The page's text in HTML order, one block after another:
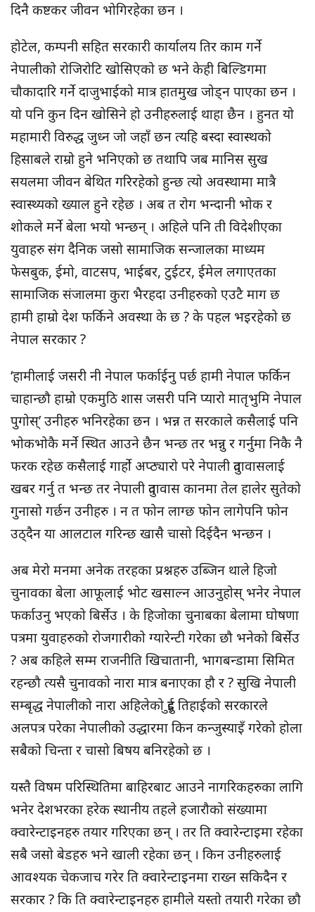
दिनै कष्टकर जीवन भोगिरहेका छन ।
होटेल, कम्पनी सहित सरकारी कार्यालय तिर काम गर्ने
नेपालीको रोजिरोटि खोसिएको छ भने केही बिल्डिगमा
चौकादारि गर्ने दाजुभाईको मात्र हातमुख जोड्न पाएका छन ।
यो पनि कुन दिन खोसिने हो उनीहरुलाई थाहा छैन । हुनत यो
महामारी विरुद्ध जुध्न जो जहाँ छन त्यहि बस्दा स्वास्थको
हिसाबले राम्रो हुने भनिएको छ तथापि जब मानिस सुख
सयलमा जीवन बेथित गरिरहेको हुन्छ त्यो अवस्थामा मात्रै
स्वास्थ्यको ख्याल हुने रहेछ । अब त रोग भन्दानी भोक र
शोकले मर्ने बेला भयो भन्छन् । अहिले पनि ती विदेशीएका
युवाहरु संग दैनिक जसो सामाजिक सन्जालका माध्यम
फेसबुक, ईमो, वाटसप, भाईबर, टुईटर, ईमेल लगाएतका
सामाजिक संजालमा कुरा भैरहदा उनीहरुको एउटै माग छ
हामी हाम्रो देश फर्किने अवस्था के छ ? के पहल भइरहेको छ
नेपाल सरकार ?
‘हामीलाई जसरी नी नेपाल फर्काईनु पर्छ हामी नेपाल फर्किन
चाहान्छौ हाम्रो एकमुठि शास जसरी पनि प्यारो मातृभुमि नेपाल
पुगोस्’ उनीहरु भनिरहेका छन । भन्न त सरकाले कसैलाई पनि
भोकभोकै मर्ने स्थित आउने छैन भन्छ तर भन्नु र गर्नुमा निकै नै
फरक रहेछ कसैलाई गार्हाे अप्ठ्यारो परे नेपाली दुतावासलाई
खबर गर्नु त भन्छ तर नेपाली दुतावास कानमा तेल हालेर सुतेको
गुनासो गर्छन उनीहरु । न त फोन लाग्छ फोन लागेपनि फोन
उठ्दैन या आलटाल गरिन्छ खासै चासो दिईदैन भन्छन ।
अब मेरो मनमा अनेक तरहका प्रश्नहरु उब्जिन थाले हिजो
चुनावका बेला आफूलाई भोट खसाल्न आउनुहोस् भनेर नेपाल
फर्काउनु भएको बिर्सेउ । के हिजोका चुनाबका बेलामा घोषणा
पत्रमा युवाहरुको रोजगारीको ग्यारेन्टी गरेका छौ भनेको बिर्सेउ
? अब कहिले सम्म राजनीति खिचातानी, भागबन्डामा सिमित
रहन्छौ त्यसै चुनावको नारा मात्र बनाएका हौ र ? सुखि नेपाली
सम्बृद्ध नेपालीको नारा अहिलेको दुुई तिहाईको सरकारले
अलपत्र परेका नेपालीको उद्धारमा किन कन्जुस्याइँ गरेको होला
सबैको चिन्ता र चासो बिषय बनिरहेको छ ।
यस्तै विषम परिस्थितिमा बाहिरबाट आउने नागरिकहरुका लागि
भनेर देशभरका हरेक स्थानीय तहले हजारौको संख्यामा
क्वारेन्टाइनहरु तयार गरिएका छन् । तर ति क्वारेन्टाइमा रहेका
सबै जसो बेडहरु भने खाली रहेका छन् । किन उनीहरुलाई
आवश्यक चेकजाच गरेर ति क्वारेन्टाइनमा राख्न सकिदैन र
सरकार ? कि ति क्वारेन्टाइनहरु हामीले यस्तो तयारी गरेका छौ